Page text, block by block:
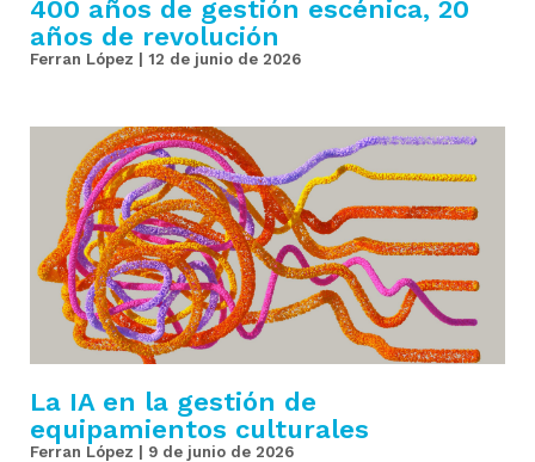
contacto
400 años de gestión escénica, 20
años de revolución
Ferran López 12 de junio de 2026
La IA en la gestión de
equipamientos culturales
Ferran López 9 de junio de 2026